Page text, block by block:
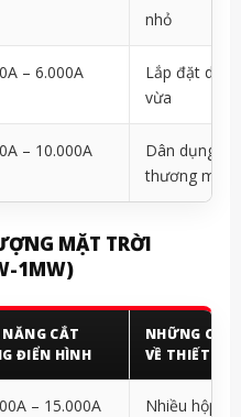
nhỏ
– 6.000A
Lắp đặt dân
vừa
– 10.000A
Dân dụng
thương mại
MẶT TRỜI
1MW)
NĂNG CẮT
ĐIỂN HÌNH
NHỮNG CÂN
VỀ THIẾT KẾ
– 15.000A Nhiều hộp